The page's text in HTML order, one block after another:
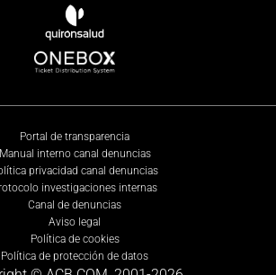
Portal de transparencia
Manual interno canal denuncias
privacidad canal denuncias
investigaciones internas
Canal de denuncias
Aviso legal
Política de cookies
Política de protección de datos